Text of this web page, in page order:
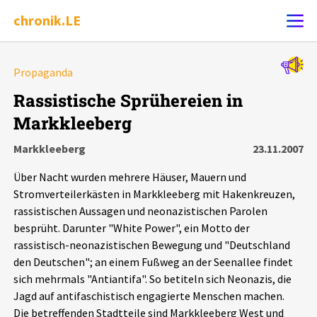
chronik.LE
Chronik
Dossiers
Leipziger Zustände
Schlaglichter
Phänomene
Propaganda
Rassistische Sprühereien in
Markkleeberg
Markkleeberg
23.11.2007
Über Nacht wurden mehrere Häuser, Mauern und
Stromverteilerkästen in Markkleeberg mit Hakenkreuzen,
rassistischen Aussagen und neonazistischen Parolen
besprüht. Darunter "White Power", ein Motto der
rassistisch-neonazistischen Bewegung und "Deutschland
den Deutschen"; an einem Fußweg an der Seenallee findet
sich mehrmals "Antiantifa". So betiteln sich Neonazis, die
Jagd auf antifaschistisch engagierte Menschen machen.
Die betreffenden Stadtteile sind Markkleeberg West und
Alle Ereignisse
Ereignisse
Ereignisse